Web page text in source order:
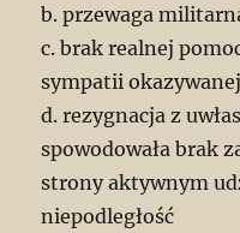
b. przewaga
c. brak realnej
sympatii
d. rezygnacja z
spowodowała brak
strony aktywnym
niepodległość